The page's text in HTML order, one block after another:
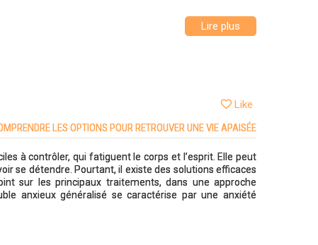
Lire plus
Like
LES OPTIONS POUR RETROUVER UNE VIE APAISÉE
à contrôler, qui fatiguent le corps et l’esprit. Elle peut
se détendre. Pourtant, il existe des solutions efficaces
sur les principaux traitements, dans une approche
anxieux généralisé se caractérise par une anxiété